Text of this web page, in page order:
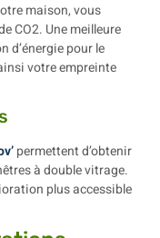
maison, vous
CO2. Une meilleure
d’énergie pour le
votre empreinte
permettent d’obtenir
à double vitrage.
plus accessible